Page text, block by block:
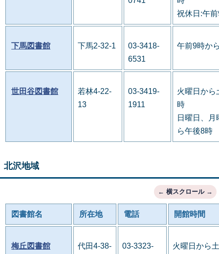
祝休日:午
下馬図書館 下馬2-32-1
03-3418-
6531
午前9時か
世田谷図書館
若林4-22-
13
03-3419-
1911
火曜日から
時
日曜日、
ら午後8時
北沢地域
図書館名 所在地 電話 開館時間
梅丘図書館
代田4-38-
03-3323-
火曜日から